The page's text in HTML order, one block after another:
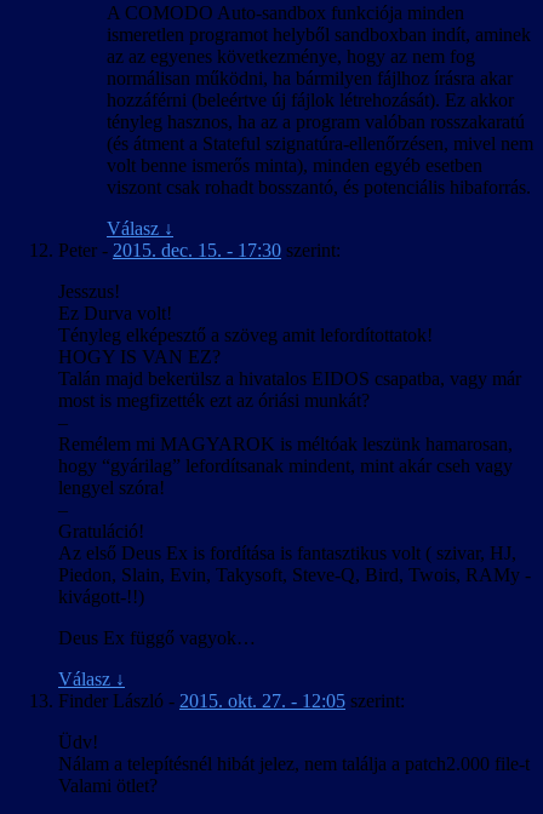
A COMODO Auto-sandbox funkciója minden
ismeretlen programot helyből sandboxban indít, aminek
az az egyenes következménye, hogy az nem fog
normálisan működni, ha bármilyen fájlhoz írásra akar
hozzáférni (beleértve új fájlok létrehozását). Ez akkor
tényleg hasznos, ha az a program valóban rosszakaratú
(és átment a Stateful szignatúra-ellenőrzésen, mivel nem
volt benne ismerős minta), minden egyéb esetben
viszont csak rohadt bosszantó, és potenciális hibaforrás.
Válasz ↓
Peter - 2015. dec. 15. - 17:30 szerint:
Jesszus!
Ez Durva volt!
Tényleg elképesztő a szöveg amit lefordítottatok!
HOGY IS VAN EZ?
Talán majd bekerülsz a hivatalos EIDOS csapatba, vagy már
most is megfizették ezt az óriási munkát?
–
Remélem mi MAGYAROK is méltóak leszünk hamarosan,
hogy “gyárilag” lefordítsanak mindent, mint akár cseh vagy
lengyel szóra!
–
Gratuláció!
Az első Deus Ex is fordítása is fantasztikus volt ( szivar, HJ,
Piedon, Slain, Evin, Takysoft, Steve-Q, Bird, Twois, RAMy -
kivágott-!!)
Deus Ex függő vagyok…
Válasz ↓
Finder László - 2015. okt. 27. - 12:05 szerint:
Üdv!
Nálam a telepítésnél hibát jelez, nem találja a patch2.000 file-t
Valami ötlet?